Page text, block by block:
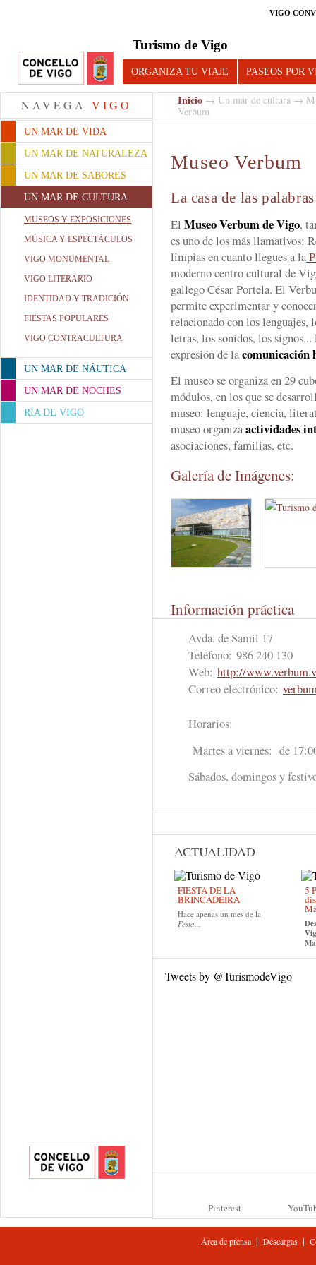
VIGO
Turismo de Vigo
ORGANIZA TU VIAJE PASEOS POR
NAVEGA VIGO
UN MAR DE VIDA
UN MAR DE NATURALEZA
UN MAR DE SABORES
UN MAR DE CULTURA
MUSEOS Y EXPOSICIONES
MÚSICA Y ESPECTÁCULOS
VIGO MONUMENTAL
VIGO LITERARIO
IDENTIDAD Y TRADICIÓN
FIESTAS POPULARES
VIGO CONTRACULTURA
UN MAR DE NÁUTICA
UN MAR DE NOCHES
RÍA DE VIGO
Inicio → Un mar de cultura →
Verbum
Museo Verbum
La casa de las
El Museo Verbumde Vigo,
es uno de los más llamativos:
limpias en cuanto llegues a la
moderno centro cultural de
gallego César Portela. El
permite experimentar y
relacionado con los lenguajes,
letras, los sonidos, los
expresión de lacomunicación
El museo se organiza en 29
módulos, en los que se
museo: lenguaje, ciencia,
museo organizaactividades
asociaciones, familias, etc.
Galería de Imágenes:
Información práctica
Avda. de Samil 17
Teléfono: 986 240 130
Web: http://
Correo electrónico:
Horarios:
Martes a viernes: de
Sábados, domingos y
ACTUALIDAD
FIESTA DE LA
BRINCADEIRA
Hace apenas un mes de la
Festa...
5
Tweets by @TurismodeVigo
Pinterest
Área de prensa| Descargas|